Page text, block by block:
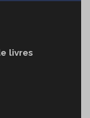
livres